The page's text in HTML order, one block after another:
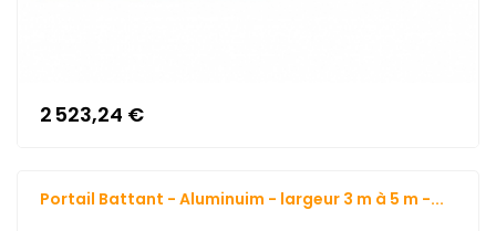
2 523,24 €
Portail Battant - Aluminuim - largeur 3 m à 5 m -...